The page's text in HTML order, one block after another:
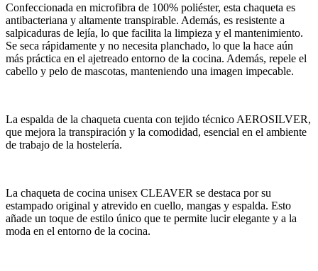
Confeccionada en microfibra de 100% poliéster, esta chaqueta es
antibacteriana y altamente transpirable. Además, es resistente a
salpicaduras de lejía, lo que facilita la limpieza y el mantenimiento.
Se seca rápidamente y no necesita planchado, lo que la hace aún
más práctica en el ajetreado entorno de la cocina. Además, repele el
cabello y pelo de mascotas, manteniendo una imagen impecable.
La espalda de la chaqueta cuenta con tejido técnico AEROSILVER,
que mejora la transpiración y la comodidad, esencial en el ambiente
de trabajo de la hostelería.
La chaqueta de cocina unisex CLEAVER se destaca por su
estampado original y atrevido en cuello, mangas y espalda. Esto
añade un toque de estilo único que te permite lucir elegante y a la
moda en el entorno de la cocina.